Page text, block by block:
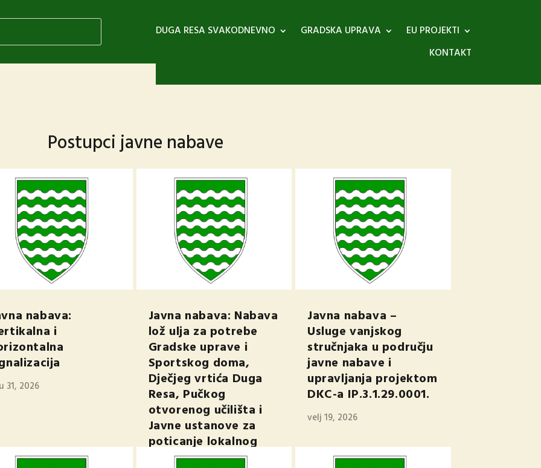
DUGA RESA SVAKODNEVNO GRADSKA UPRAVA
EU PROJEKTI
KONTAKT
Postupci javne nabave
nabava:
i
31, 2026
Javna nabava: Nabava
lož ulja za potrebe
Gradske uprave i
Sportskog doma,
Dječjeg vrtića Duga
Resa, Pučkog
otvorenog učilišta i
Javne ustanove za
poticanje lokalnog
razvoja InovaDR
Javna nabava –
Usluge vanjskog
stručnjaka u području
javne nabave i
upravljanja projektom
DKC-a IP.3.1.29.0001.
velj 19, 2026